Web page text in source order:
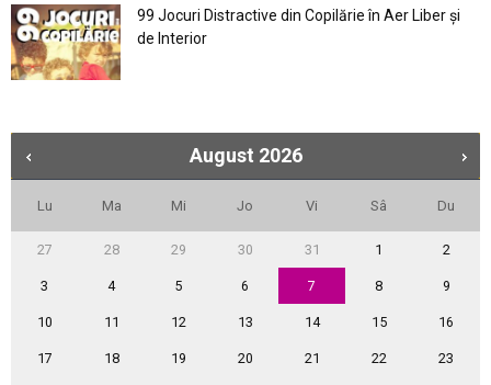
99 Jocuri Distractive din Copilărie în Aer Liber şi
de Interior
August 2026
Lu Ma Mi Jo Vi Sâ Du
27 28 29 30 31 1 2
3 4 5 6 7 8 9
10 11 12 13 14 15 16
17 18 19 20 21 22 23